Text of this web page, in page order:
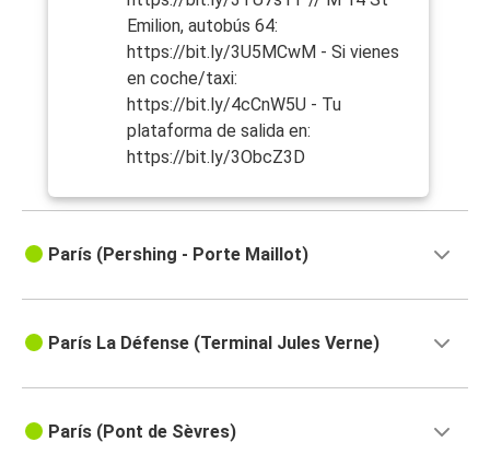
Emilion, autobús 64:
https://bit.ly/3U5MCwM - Si vienes
en coche/taxi:
https://bit.ly/4cCnW5U - Tu
plataforma de salida en:
https://bit.ly/3ObcZ3D
París (Pershing - Porte Maillot)
París La Défense (Terminal Jules Verne)
París (Pont de Sèvres)